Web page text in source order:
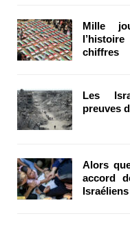
Mille
chiffres
Les
preuves
Alors
accord